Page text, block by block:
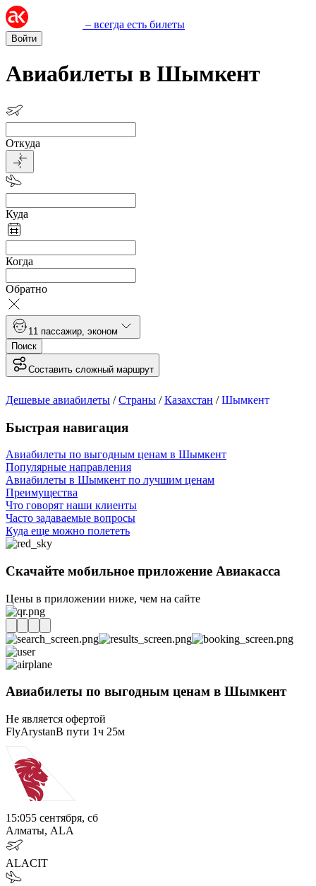
– всегда есть билеты
Войти
Авиабилеты в Шымкент
Откуда
Куда
Когда
Обратно
1 1 пассажир эконом
Поиск
Составить сложный маршрут
Дешевые авиабилеты /Страны /Казахстан /Шымкент
Быстрая навигация
Авиабилеты по выгодным ценам в Шымкент
Популярные направления
Авиабилеты в Шымкент по лучшим ценам
Преимущества
Что говорят наши клиенты
Часто задаваемые вопросы
Куда еще можно полететь
Скачайте мобильное приложение Авиакасса
Цены в приложении ниже, чем на сайте
Авиабилеты по выгодным ценам в Шымкент
Не является офертой
FlyArystanВ пути 1ч 25м
15:055 сентября, сб
Алматы, ALA
ALACIT